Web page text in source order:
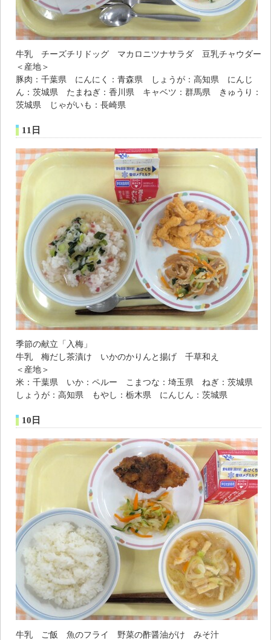
牛乳 チーズチリドッグ マカロニツナサラダ 豆乳チャウダー
＜産地＞
豚肉：千葉県 にんにく：青森県 しょうが：高知県 にんじ
ん：茨城県 たまねぎ：香川県 キャベツ：群馬県 きゅうり：
茨城県 じゃがいも：長崎県
11日
季節の献立「入梅」
牛乳 梅だし茶漬け いかのかりんと揚げ 千草和え
＜産地＞
米：千葉県 いか：ペルー こまつな：埼玉県 ねぎ：茨城県
しょうが：高知県 もやし：栃木県 にんじん：茨城県
10日
牛乳 ご飯 魚のフライ 野菜の酢醤油がけ みそ汁